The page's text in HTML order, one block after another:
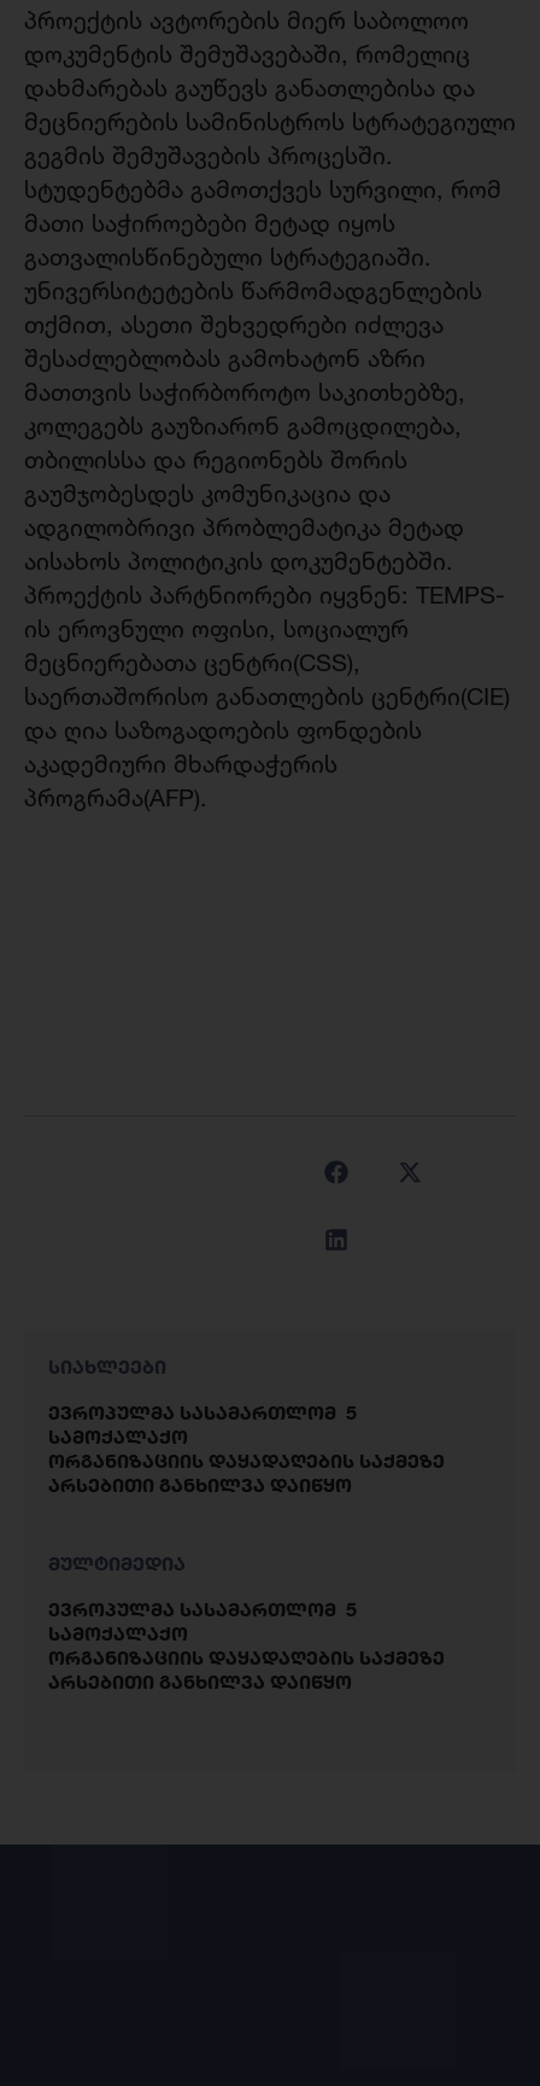
პროექტის ავტორების მიერ საბოლოო
დოკუმენტის შემუშავებაში, რომელიც
დახმარებას გაუწევს განათლებისა და
მეცნიერების სამინისტროს სტრატეგიული
გეგმის შემუშავების პროცესში.
სტუდენტებმა გამოთქვეს სურვილი, რომ
მათი საჭიროებები მეტად იყოს
გათვალისწინებული სტრატეგიაში.
უნივერსიტეტების წარმომადგენლების
თქმით, ასეთი შეხვედრები იძლევა
შესაძლებლობას გამოხატონ აზრი
მათთვის საჭირბოროტო საკითხებზე,
კოლეგებს გაუზიარონ გამოცდილება,
თბილისსა და რეგიონებს შორის
გაუმჯობესდეს კომუნიკაცია და
ადგილობრივი პრობლემატიკა მეტად
აისახოს პოლიტიკის დოკუმენტებში.
პროექტის პარტნიორები იყვნენ: TEMPS-
ის ეროვნული ოფისი, სოციალურ
მეცნიერებათა ცენტრი(CSS),
საერთაშორისო განათლების ცენტრი(CIE)
და ღია საზოგადოების ფონდების
აკადემიური მხარდაჭერის
პროგრამა(AFP).
სიახლეები
ევროპულმა სასამართლომ 5
სამოქალაქო
ორგანიზაციის დაყადაღების საქმეზე
არსებითი განხილვა დაიწყო
მულტიმედია
ევროპულმა სასამართლომ 5
სამოქალაქო
ორგანიზაციის დაყადაღების საქმეზე
არსებითი განხილვა დაიწყო